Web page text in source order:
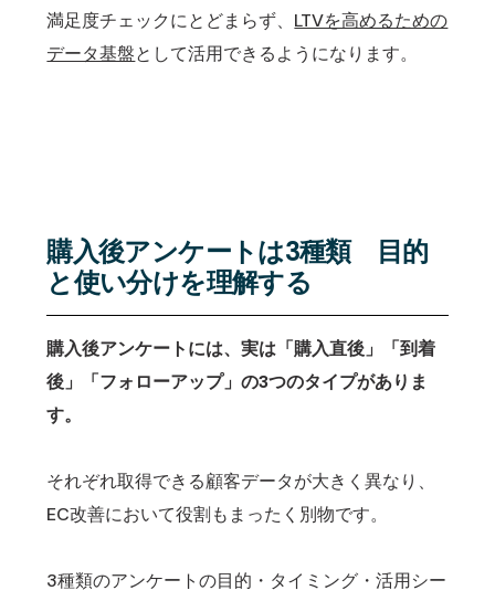
満足度チェックにとどまらず、 LTVを高めるための
データ基盤として活用できるようになります。
購入後アンケートは3種類 目的
と使い分けを理解する
購入後アンケートには、実は「購入直後」「到着
後」「フォローアップ」の3つのタイプがありま
す。
それぞれ取得できる顧客データが大きく異なり、
EC改善において役割もまったく別物です。
3種類のアンケートの目的・タイミング・活用シー